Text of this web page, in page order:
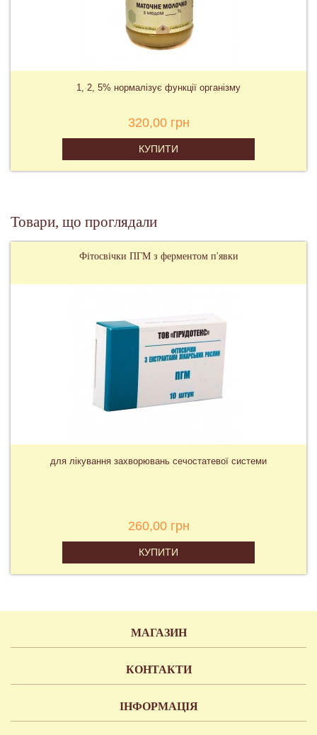
1, 2, 5% нормалізує функції організму
320,00 грн
КУПИТИ
Товари, що проглядали
Фітосвічки ПГМ з ферментом п'явки
для лікування захворювань сечостатевої системи
260,00 грн
КУПИТИ
МАГАЗИН
КОНТАКТИ
ІНФОРМАЦІЯ